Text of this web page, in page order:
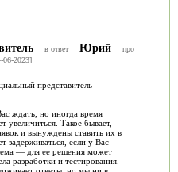
в ответ Юрий
про
2023]
представитель
ждать, но иногда время
увеличиться. Такое бывает,
и вынуждены ставить их в
задерживаться, если у Вас
— для ее решения может
разработки и тестирования.
ответы, но мы ни в